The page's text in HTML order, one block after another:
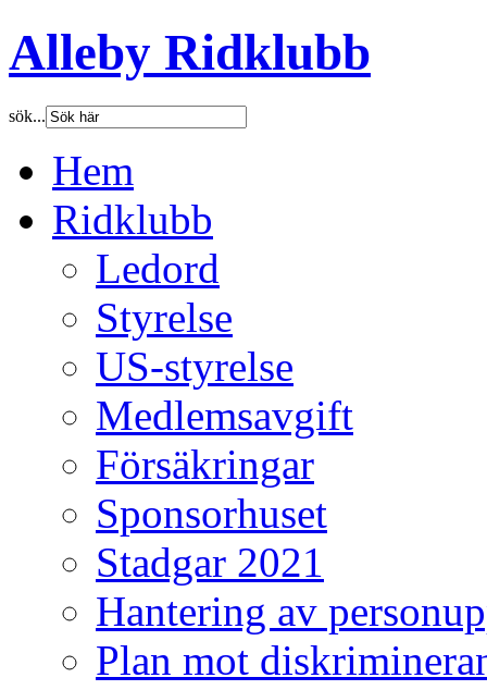
Alleby Ridklubb
sök...
Hem
Ridklubb
Ledord
Styrelse
US-styrelse
Medlemsavgift
Försäkringar
Sponsorhuset
Stadgar 2021
Hantering av
Plan mot